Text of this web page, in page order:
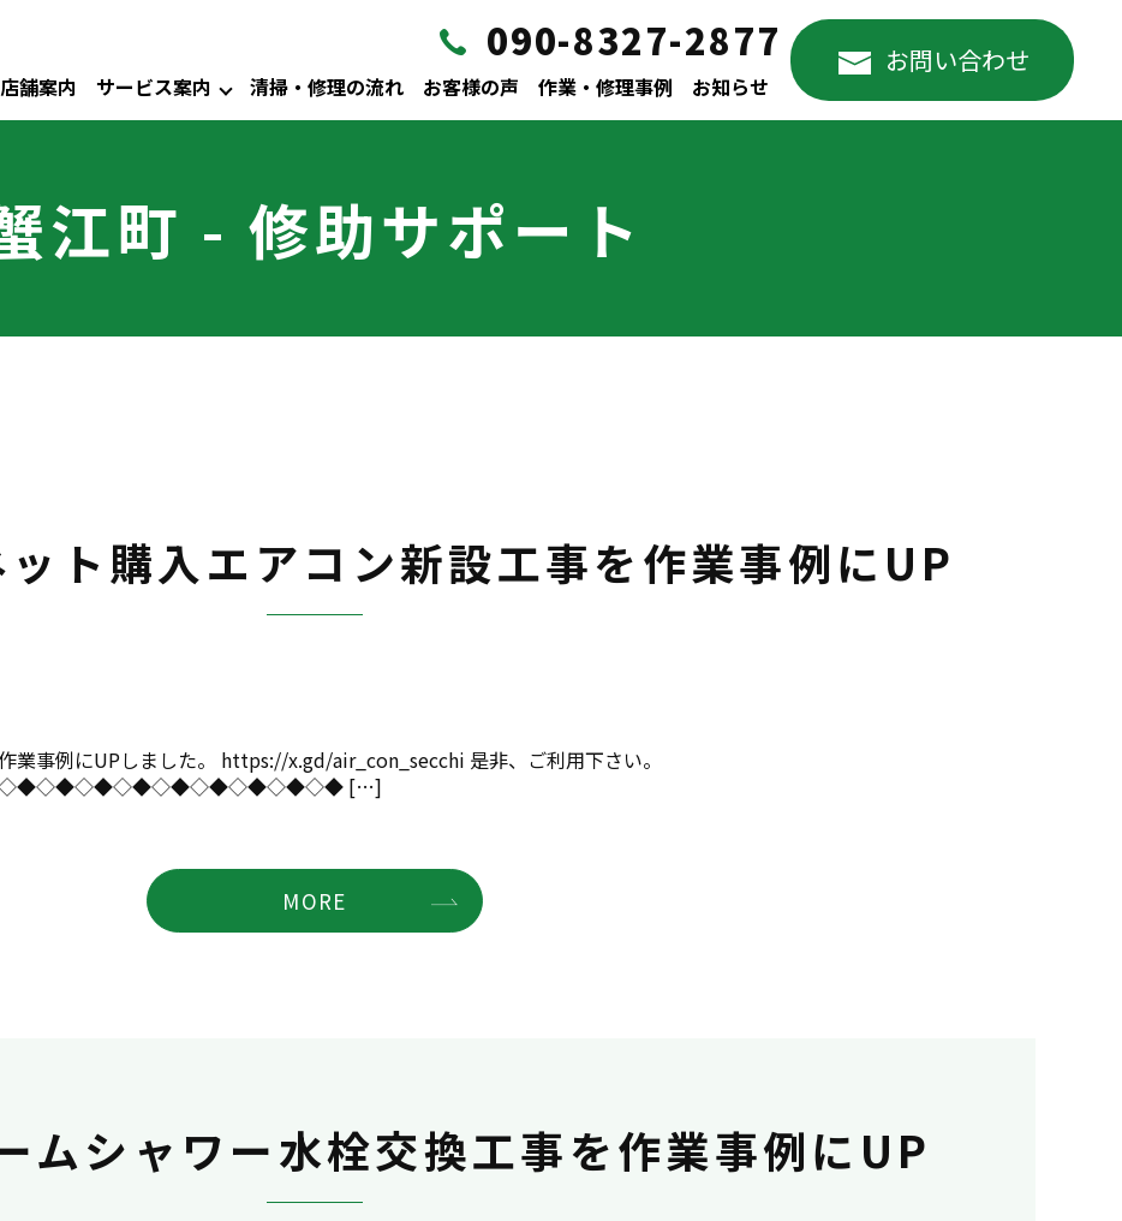
店舗案内 サービス案内 清掃・修理の流れ お客様の声 作業・修理事例 お知らせ
お問い合わせ
090-8327-2877
江町 - 修助サポート
ト購入エアコン新設工事を作業事例にUP
業事例にUPしました。 https://x.gd/air_con_secchi 是非、ご利用下さい。
[…]
MORE
ムシャワー水栓交換工事を作業事例にUP